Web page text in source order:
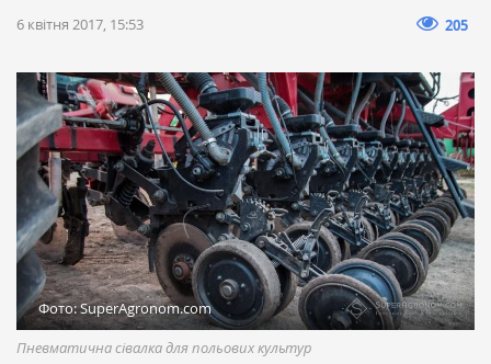
6 квітня 2017, 15:53 205
Фото: SuperAgronom.com
Пневматична сівалка для польових культур